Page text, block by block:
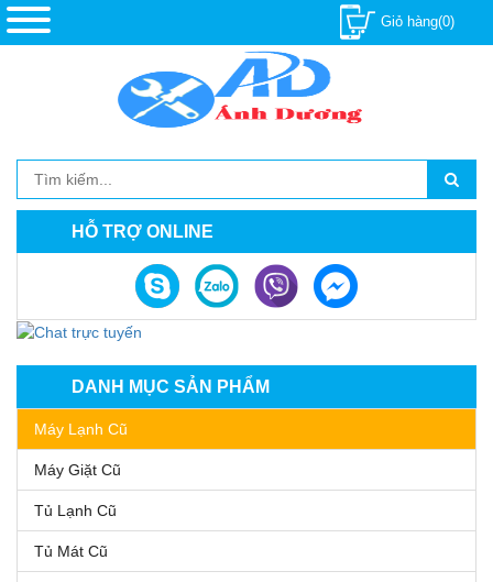
Giỏ hàng(0)
HỖ TRỢ ONLINE
DANH MỤC SẢN PHẨM
Máy Lạnh Cũ
Máy Giặt Cũ
Tủ Lạnh Cũ
Tủ Mát Cũ